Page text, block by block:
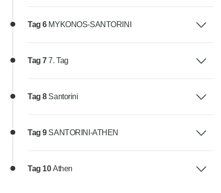
Tag 6 MYKONOS-SANTORINI
Tag 77. Tag
Tag 8 Santorini
Tag 9 SANTORINI-ATHEN
Tag 10Athen